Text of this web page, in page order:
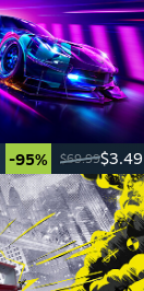
-95% $69.99$3.49